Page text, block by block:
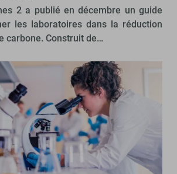
2 a publié en décembre un guide
les laboratoires dans la réduction
carbone. Construit de…